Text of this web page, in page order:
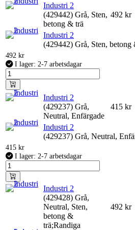
Industri 2
(429442) Grå, Sten,
betong & trä
492 kr
Industri 2
(429442) Grå, Sten, betong
492 kr
I lager: 2-7 arbetsdagar
Industri 2
(429237) Grå,
Neutral, Enfärgade
415 kr
Industri 2
(429237) Grå, Neutral,
415 kr
I lager: 2-7 arbetsdagar
Industri 2
(429428) Grå,
Neutral, Sten,
betong &
trä;Randiga
492 kr